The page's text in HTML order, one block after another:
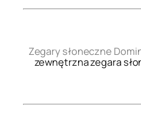
Zegary słoneczne
zewnętrzna zegara